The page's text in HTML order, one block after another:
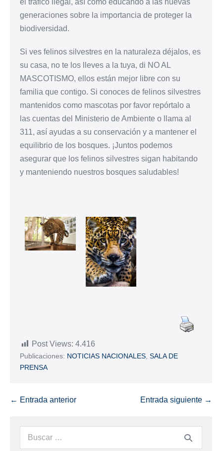
el tráfico ilegal, así como educando a las nuevas
generaciones sobre la importancia de proteger la
biodiversidad.
Si ves felinos silvestres en la naturaleza déjalos, es
su casa, no te los lleves a la tuya, di NO AL
MASCOTISMO, ellos están mejor libre con su
familia que contigo. Si conoces de felinos silvestres
mantenidos como mascotas por favor repórtalo a
las cuentas del Ministerio de Ambiente o llama al
311, así ayudas a su conservación y a mantener el
equilibrio de los bosques. ¡Juntos podemos
asegurar que los felinos silvestres sigan habitando
y manteniendo nuestros bosques saludables!
Post Views: 4.416
Publicaciones: NOTICIAS NACIONALES, SALA DE
PRENSA
← Entrada anterior Entrada siguiente →